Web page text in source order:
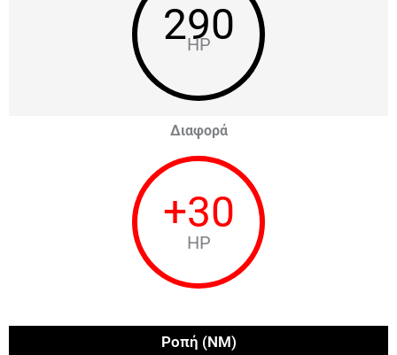
290
HP
Διαφορά
+30
HP
Ροπή (NM)